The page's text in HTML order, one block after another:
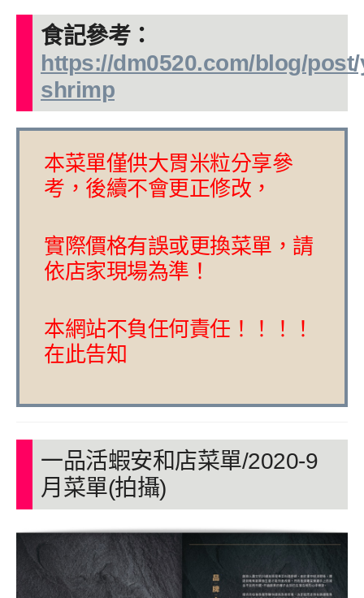
食記參考：
https://dm0520.com/blog/
shrimp
本菜單僅供大胃米粒分享參
考，後續不會更正修改，
實際價格有誤或更換菜單，請
依店家現場為準！
本網站不負任何責任！！！！
在此告知
一品活蝦安和店菜單/2020-9
月菜單(拍攝)